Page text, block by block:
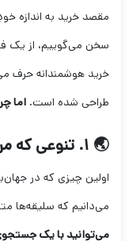
مقصد خرید به اندازه
سخن می‌گوییم، از یک
خرید هوشمندانه حرف
طراحی شده است. اما
🌏 ۱. تنوعی که مرز نمی‌شناسد
اولین چیزی که در
می‌دانیم که سلیقه‌ها
می‌توانید با یک